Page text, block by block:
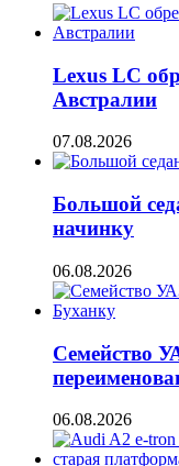
Lexus LC
Австралии
07.08.2026
Большой
начинку
06.08.2026
Семейство
06.08.2026